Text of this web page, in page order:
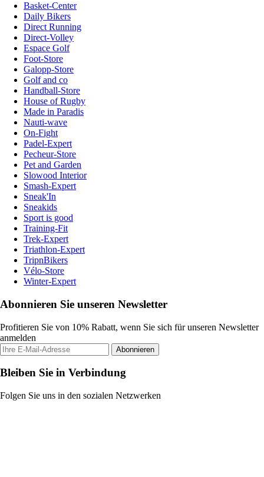
Basket-Center
Daily Bikers
Direct Running
Direct-Volley
Espace Golf
Foot-Store
Galopp-Store
Golf and co
Handball-Store
House of Rugby
Made in Paradis
Nauti-wave
On-Fight
Padel-Expert
Pecheur-Store
Pet and Garden
Slowood Interior
Smash-Expert
Sneak'In
Sneakids
Sport is good
Training-Fit
Trek-Expert
Triathlon-Expert
TripnBikers
Vélo-Store
Winter-Expert
Abonnieren Sie unseren Newsletter
Profitieren Sie von 10% Rabatt, wenn Sie sich für unseren Newsletter
anmelden
Abonnieren
Bleiben Sie in Verbindung
Folgen Sie uns in den sozialen Netzwerken